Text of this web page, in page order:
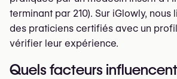
terminant par 210). Sur iGlowly, nous
des praticiens certifiés avec un
vérifier leur expérience.
Quels facteurs